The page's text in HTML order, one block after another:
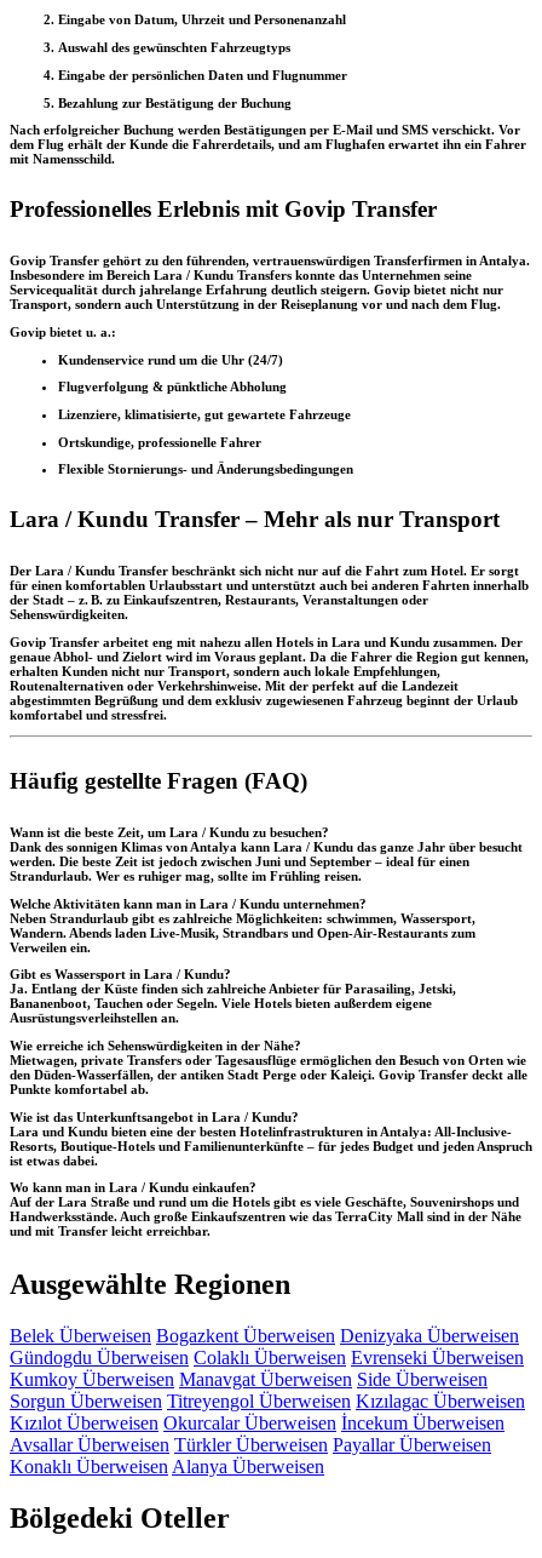
Eingabe von Datum, Uhrzeit und Personenanzahl
Auswahl des gewünschten Fahrzeugtyps
Eingabe der persönlichen Daten und Flugnummer
Bezahlung zur Bestätigung der Buchung
Nach erfolgreicher Buchung werden Bestätigungen per E-Mail und SMS verschickt. Vor
dem Flug erhält der Kunde die Fahrerdetails, und am Flughafen erwartet ihn ein Fahrer
mit Namensschild.
Professionelles Erlebnis mit Govip Transfer
Govip Transfer gehört zu den führenden, vertrauenswürdigen Transferfirmen in Antalya.
Insbesondere im Bereich Lara / Kundu Transfers konnte das Unternehmen seine
Servicequalität durch jahrelange Erfahrung deutlich steigern. Govip bietet nicht nur
Transport, sondern auch Unterstützung in der Reiseplanung vor und nach dem Flug.
Govip bietet u. a.:
Kundenservice rund um die Uhr (24/7)
Flugverfolgung & pünktliche Abholung
Lizenziere, klimatisierte, gut gewartete Fahrzeuge
Ortskundige, professionelle Fahrer
Flexible Stornierungs- und Änderungsbedingungen
Lara / Kundu Transfer – Mehr als nur Transport
Der Lara / Kundu Transfer beschränkt sich nicht nur auf die Fahrt zum Hotel. Er sorgt
für einen komfortablen Urlaubsstart und unterstützt auch bei anderen Fahrten innerhalb
der Stadt – z. B. zu Einkaufszentren, Restaurants, Veranstaltungen oder
Sehenswürdigkeiten.
Govip Transfer arbeitet eng mit nahezu allen Hotels in Lara und Kundu zusammen. Der
genaue Abhol- und Zielort wird im Voraus geplant. Da die Fahrer die Region gut kennen,
erhalten Kunden nicht nur Transport, sondern auch lokale Empfehlungen,
Routenalternativen oder Verkehrshinweise. Mit der perfekt auf die Landezeit
abgestimmten Begrüßung und dem exklusiv zugewiesenen Fahrzeug beginnt der Urlaub
komfortabel und stressfrei.
Häufig gestellte Fragen (FAQ)
Wann ist die beste Zeit, um Lara / Kundu zu besuchen?
Dank des sonnigen Klimas von Antalya kann Lara / Kundu das ganze Jahr über besucht
werden. Die beste Zeit ist jedoch zwischen Juni und September – ideal für einen
Strandurlaub. Wer es ruhiger mag, sollte im Frühling reisen.
Welche Aktivitäten kann man in Lara / Kundu unternehmen?
Neben Strandurlaub gibt es zahlreiche Möglichkeiten: schwimmen, Wassersport,
Wandern. Abends laden Live-Musik, Strandbars und Open-Air-Restaurants zum
Verweilen ein.
Gibt es Wassersport in Lara / Kundu?
Ja. Entlang der Küste finden sich zahlreiche Anbieter für Parasailing, Jetski,
Bananenboot, Tauchen oder Segeln. Viele Hotels bieten außerdem eigene
Ausrüstungsverleihstellen an.
Wie erreiche ich Sehenswürdigkeiten in der Nähe?
Mietwagen, private Transfers oder Tagesausflüge ermöglichen den Besuch von Orten wie
den Düden-Wasserfällen, der antiken Stadt Perge oder Kaleiçi. Govip Transfer deckt alle
Punkte komfortabel ab.
Wie ist das Unterkunftsangebot in Lara / Kundu?
Lara und Kundu bieten eine der besten Hotelinfrastrukturen in Antalya: All-Inclusive-
Resorts, Boutique-Hotels und Familienunterkünfte – für jedes Budget und jeden Anspruch
ist etwas dabei.
Wo kann man in Lara / Kundu einkaufen?
Auf der Lara Straße und rund um die Hotels gibt es viele Geschäfte, Souvenirshops und
Handwerksstände. Auch große Einkaufszentren wie das TerraCity Mall sind in der Nähe
und mit Transfer leicht erreichbar.
Ausgewählte Regionen
Belek Überweisen Bogazkent Überweisen Denizyaka Überweisen
Gündogdu Überweisen Colaklı Überweisen Evrenseki Überweisen
Kumkoy Überweisen Manavgat Überweisen Side Überweisen
Sorgun Überweisen Titreyengol Überweisen Kızılagac Überweisen
Kızılot Überweisen Okurcalar Überweisen İncekum Überweisen
Avsallar Überweisen Türkler Überweisen Payallar Überweisen
Konaklı Überweisen Alanya Überweisen
Bölgedeki Oteller